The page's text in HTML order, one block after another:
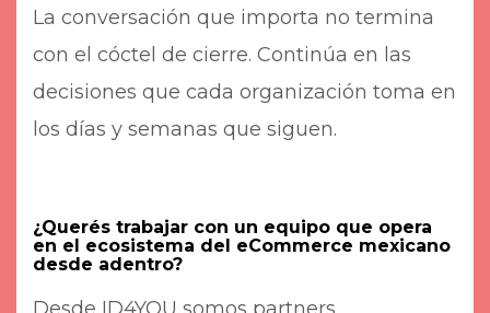
La conversación que importa no termina
con el cóctel de cierre. Continúa en las
decisiones que cada organización toma en
los días y semanas que siguen.
¿Querés trabajar con un equipo que opera
en el ecosistema del eCommerce mexicano
desde adentro?